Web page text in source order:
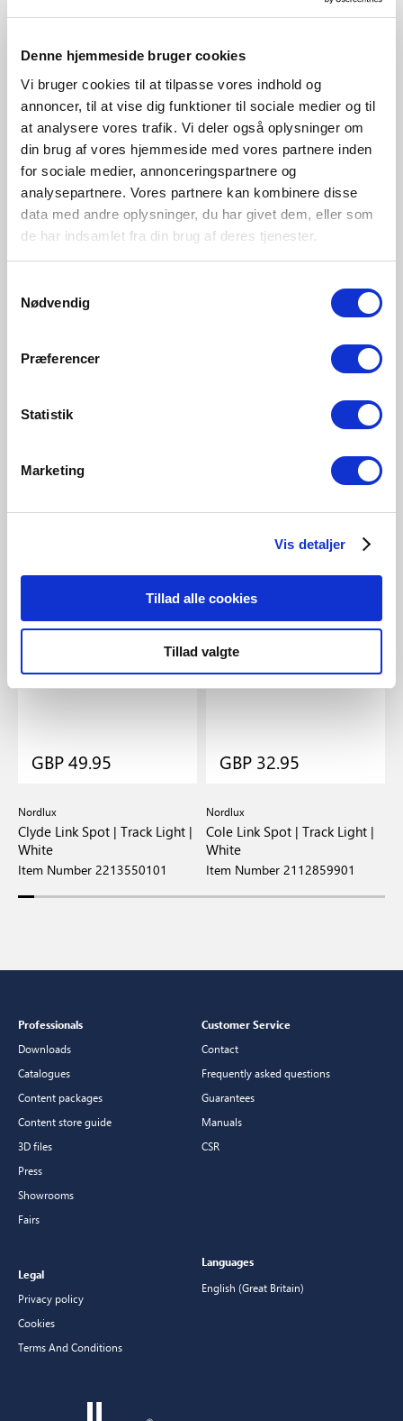
Denne hjemmeside bruger cookies
Vi bruger cookies til at tilpasse vores indhold og
annoncer, til at vise dig funktioner til sociale medier og til
at analysere vores trafik. Vi deler også oplysninger om
din brug af vores hjemmeside med vores partnere inden
for sociale medier, annonceringspartnere og
analysepartnere. Vores partnere kan kombinere disse
data med andre oplysninger, du har givet dem, eller som
de har indsamlet fra din brug af deres tjenester.
Nødvendig
Præferencer
Statistik
Marketing
Vis detaljer
Tillad alle cookies
Tillad valgte
Colour temperature (Kelvin)
2700
Brightness of light (Lumen)
350.0
IP degree
IP20
Area
Indoor
Primary material
2213550103
Related Products
GBP 49.95
Nordlux
Clyde Link Spot | Track Light |
White
Item Number 2213550101
GBP 32.95
Nordlux
Cole Link Spot | Track Light |
White
Item Number 2112859901
Professionals
Downloads
Catalogues
Content packages
Content store guide
3D files
Press
Showrooms
Fairs
Customer Service
Contact
Frequently asked questions
Guarantees
Manuals
CSR
Legal
Privacy policy
Cookies
Terms And Conditions
Languages
English (Great Britain)